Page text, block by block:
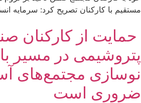
مستقیم با کارکنان تصریح کرد: سرمایه
حمایت از کارکنان
پتروشیمی در مسیر
نوسازی مجتمع‌های
ضروری است